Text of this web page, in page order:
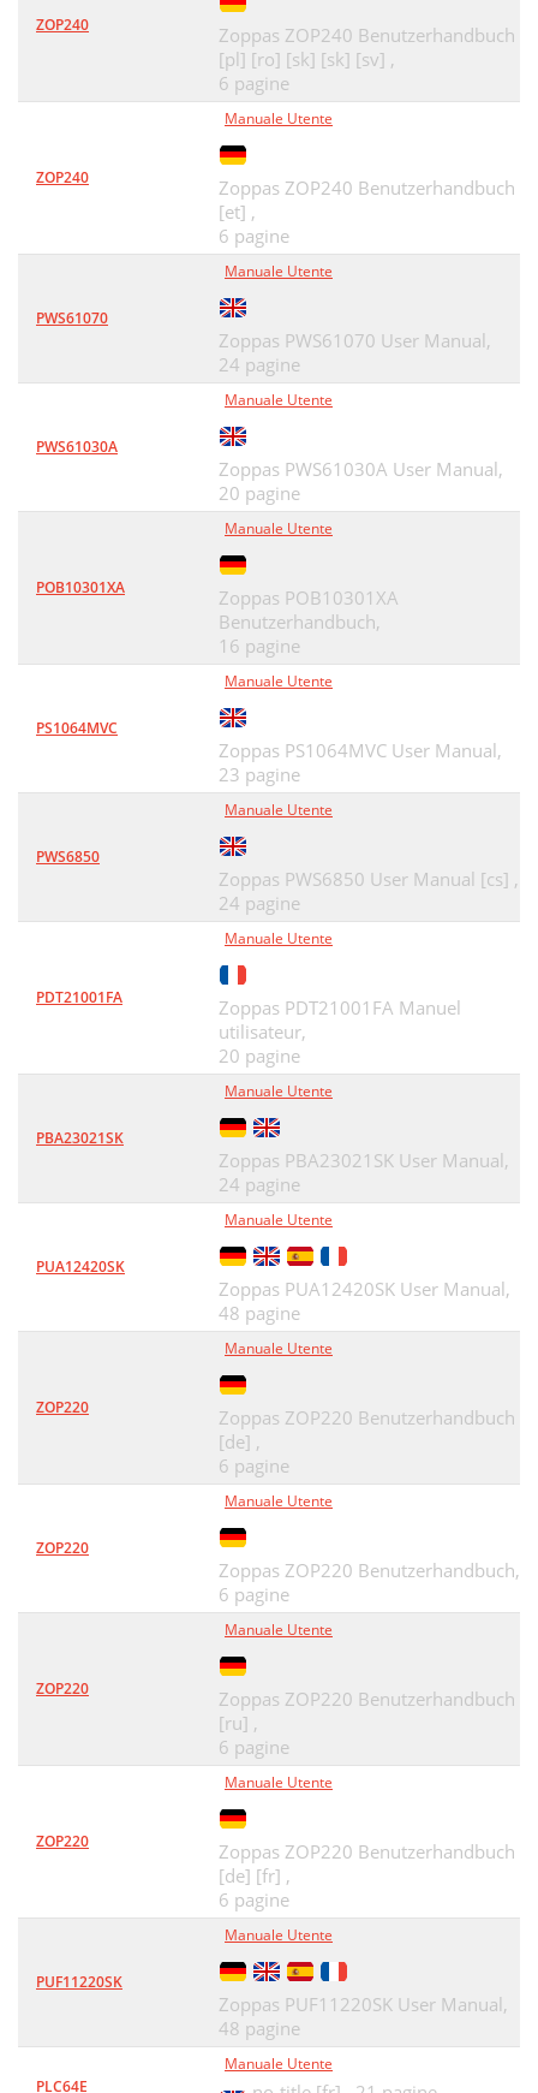
ZOP240
Zoppas ZOP240 Benutzerhandbuch
[pl] [ro] [sk] [sk] [sv] ,
6 pagine
ZOP240
Manuale Utente
Zoppas ZOP240 Benutzerhandbuch
[et] ,
6 pagine
PWS61070
Manuale Utente
Zoppas PWS61070 User Manual,
24 pagine
PWS61030A
Manuale Utente
Zoppas PWS61030A User Manual,
20 pagine
POB10301XA
Manuale Utente
Zoppas POB10301XA
Benutzerhandbuch,
16 pagine
PS1064MVC
Manuale Utente
Zoppas PS1064MVC User Manual,
23 pagine
PWS6850
Manuale Utente
Zoppas PWS6850 User Manual [cs] ,
24 pagine
PDT21001FA
Manuale Utente
Zoppas PDT21001FA Manuel
utilisateur,
20 pagine
PBA23021SK
Manuale Utente
Zoppas PBA23021SK User Manual,
24 pagine
PUA12420SK
Manuale Utente
Zoppas PUA12420SK User Manual,
48 pagine
ZOP220
Manuale Utente
Zoppas ZOP220 Benutzerhandbuch
[de] ,
6 pagine
ZOP220
Manuale Utente
Zoppas ZOP220 Benutzerhandbuch,
6 pagine
ZOP220
Manuale Utente
Zoppas ZOP220 Benutzerhandbuch
[ru] ,
6 pagine
ZOP220
Manuale Utente
Zoppas ZOP220 Benutzerhandbuch
[de] [fr] ,
6 pagine
PUF11220SK
Manuale Utente
Zoppas PUF11220SK User Manual,
48 pagine
PLC64E
Manuale Utente